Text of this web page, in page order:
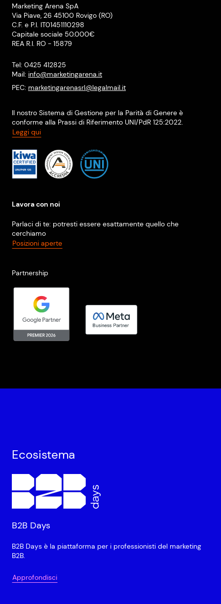
Marketing Arena SpA
Via Piave, 26 45100 Rovigo (RO)
C.F. e P.I. IT01451110298
Capitale sociale 50.000€
REA R.I. RO - 15879
Tel: 0425 412825
Mail: info@marketingarena.it
PEC: marketingarenasrl@legalmail.it
Il nostro Sistema di Gestione per la Parità di Genere è
conforme alla Prassi di Riferimento UNI/PdR 125:2022.
Leggi qui
Lavora con noi
Parlaci di te: potresti essere esattamente quello che
cerchiamo
Posizioni aperte
Partnership
Ecosistema
B2B Days
B2B Days è la piattaforma per i professionisti del marketing
B2B.
Approfondisci